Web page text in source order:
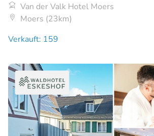
Van der Valk Hotel Moers
Moers (23km)
Verkauft: 159